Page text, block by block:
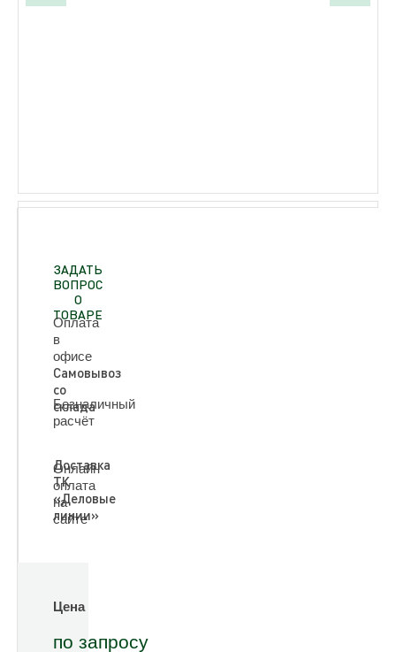
Самовывоз
со
склада
Доставка
ТК
«Деловые
линии»
ЗАДАТЬ
ВОПРОС
О
ТОВАРЕ
Оплата
в
офисе
Безналичный
расчёт
Онлайн
оплата
на
сайте
Цена
по запросу